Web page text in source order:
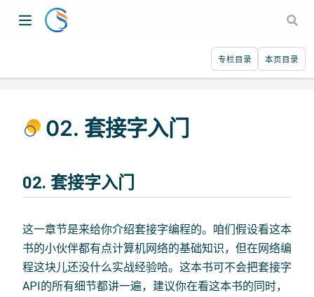
专栏目录 本页目录
02. 套接字入门
02. 套接字入门
这一章节是来给你介绍套接字编程的。咱们假设看这本
书的小伙伴都有点计算机网络的基础知识，但在网络编
程这块儿还没什么实战经验哈。这本书可不会把套接字
API的所有细节都讲一遍，建议你在看这本书的同时，